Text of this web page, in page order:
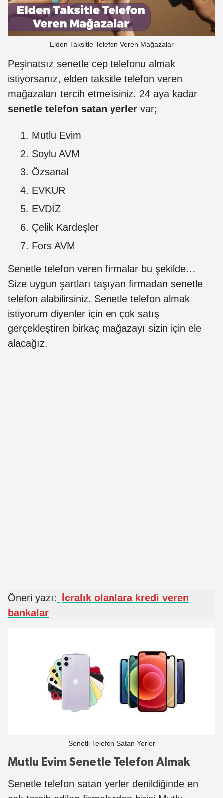
Elden Taksitle Telefon Veren Mağazalar
Peşinatsız senetle cep telefonu almak
istiyorsanız, elden taksitle telefon veren
mağazaları tercih etmelisiniz. 24 aya kadar
senetle telefon satan yerler var;
Mutlu Evim
Soylu AVM
Özsanal
EVKUR
EVDİZ
Çelik Kardeşler
Fors AVM
Senetle telefon veren firmalar bu şekilde…
Size uygun şartları taşıyan firmadan senetle
telefon alabilirsiniz. Senetle telefon almak
istiyorum diyenler için en çok satış
gerçekleştiren birkaç mağazayı sizin için ele
alacağız.
Öneri yazı: İcralık olanlara kredi veren
bankalar
Senetli Telefon Satan Yerler
Mutlu Evim Senetle Telefon Almak
Senetle telefon satan yerler denildiğinde en